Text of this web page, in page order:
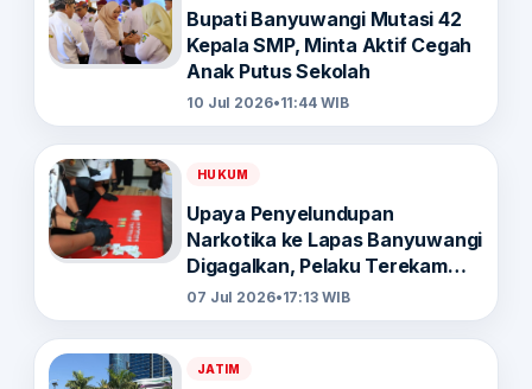
Bupati Banyuwangi Mutasi 42
Kepala SMP, Minta Aktif Cegah
Anak Putus Sekolah
10 Jul 2026•11:44 WIB
HUKUM
Upaya Penyelundupan
Narkotika ke Lapas Banyuwangi
Digagalkan, Pelaku Terekam
CCTV
07 Jul 2026•17:13 WIB
JATIM